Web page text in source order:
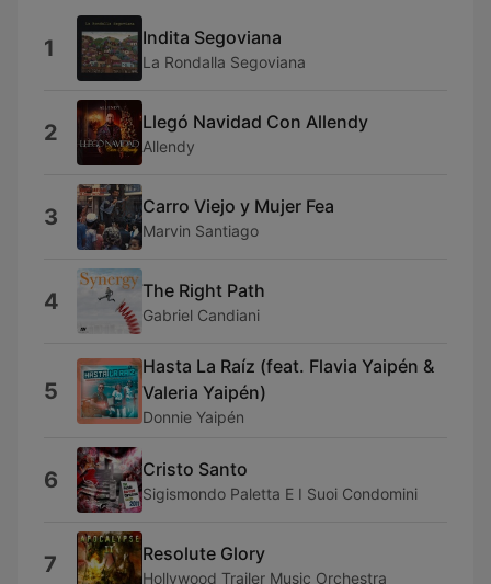
1 Indita Segoviana
La Rondalla Segoviana
2 Llegó Navidad Con Allendy
Allendy
3 Carro Viejo y Mujer Fea
Marvin Santiago
4 The Right Path
Gabriel Candiani
5
Hasta La Raíz (feat. Flavia Yaipén &
Valeria Yaipén)
Donnie Yaipén
6 Cristo Santo
Sigismondo Paletta E I Suoi Condomini
7 Resolute Glory
Hollywood Trailer Music Orchestra